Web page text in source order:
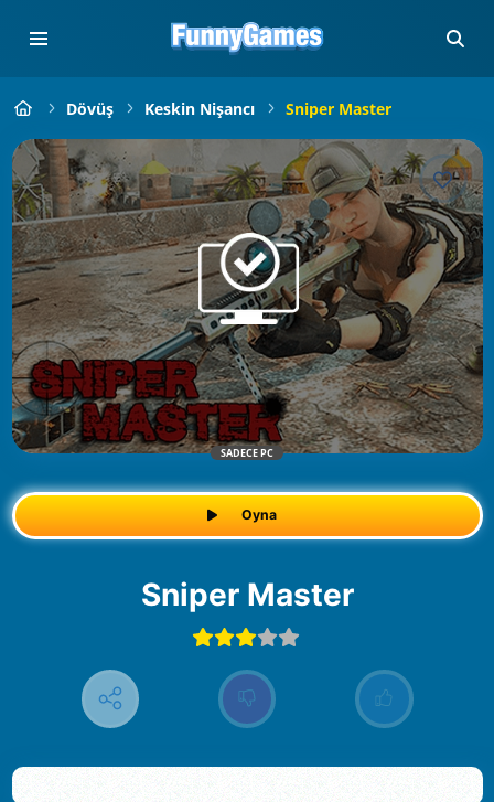
Dövüş Keskin Nişancı Sniper Master
SADECE PC
Oyna
Sniper Master